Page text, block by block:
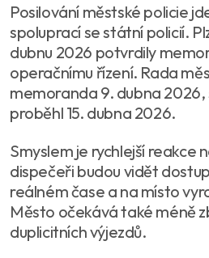
Posilování městské policie
spoluprací se státní policií.
dubnu 2026 potvrdily
operačnímu řízení. Rada
memoranda 9. dubna
proběhl 15. dubna 2026.
Smyslem je rychlejší reakce
dispečeři budou vidět
reálném čase a na místo
Město očekává také méně
duplicitních výjezdů.